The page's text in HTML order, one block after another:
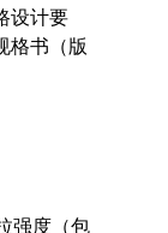
设计要
格书（版
强度（包